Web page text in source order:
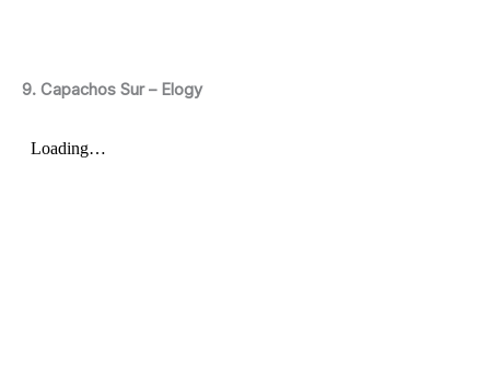
9. Capachos Sur – Elogy